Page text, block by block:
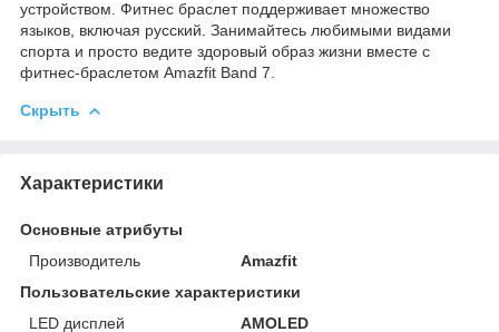
устройством. Фитнес браслет поддерживает множество
языков, включая русский. Занимайтесь любимыми видами
спорта и просто ведите здоровый образ жизни вместе с
фитнес-браслетом Amazfit Band 7.
Скрыть
Характеристики
Основные атрибуты
Производитель
Amazfit
Пользовательские характеристики
LED дисплей
AMOLED